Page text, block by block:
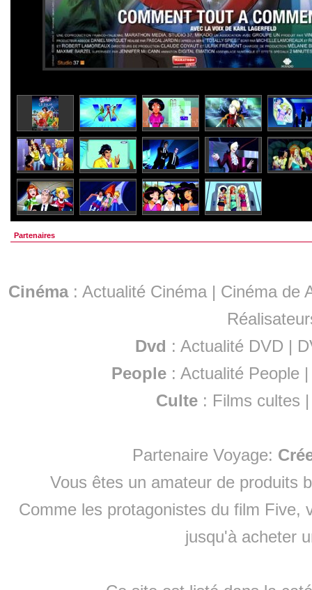
Partenaires
Cinéma: Actualité Cinéma | Cinéma de
Dvd : Actualité DVD |
People :Actualité People
Culte : Films cultes
Partenaire Voyage:
Vous êtes un amateur de produits
Comme les protagonistes du film Five,
jusqu'à acheter